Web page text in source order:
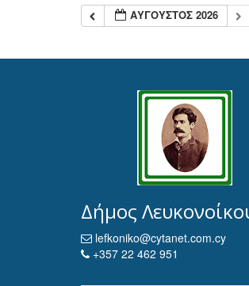
ΑΎΓΟΥΣΤΟΣ 2026
Δήμος
lefkoniko@cytanet.com.cy
+357 22 462 951